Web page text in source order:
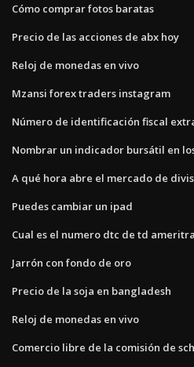
Cómo comprar fotos baratas
Precio de las acciones de abx hoy
Reloj de monedas en vivo
Mzansi forex traders instagram
Número de identificación fiscal
Nombrar un indicador bursátil en
A qué hora abre el mercado de
Puedes cambiar un ipad
Cual es el numero dtc de td
Jarrón con fondo de oro
Precio de la soja en bangladesh
Reloj de monedas en vivo
Comercio libre de la comisión de